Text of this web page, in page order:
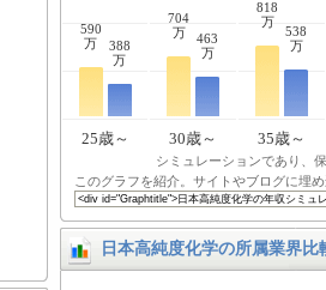
590
万
388
万
704
万
463
万
818
万
538
万
25歳～ 30歳～ 35歳～
シミュレーションであり、
このグラフを紹介。サイトやブログに埋
日本高純度化学の所属業界比